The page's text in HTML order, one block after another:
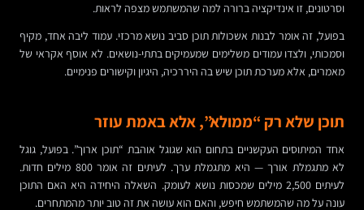
וסרטונים, זו אינדיקציה ברורה למה שהמשתמש מצפה לראות.
בפועל, זה אומר לבנות אשכולות תוכן סביב נושא מרכזי. עמוד ליבה אחד, מקיף
וסמכותי, ולצדו עמודים משלימים שמעמיקים בתתי-נושאים. לא אוסף אקראי של
מאמרים, אלא מערכת תוכן שיש בה היררכיה, היגיון וקישורים פנימיים.
תוכן שלא רק “ממולא”, אלא באמת עוזר
אחד המיתוסים העקשניים בתחום הוא שגוגל אוהבת “תוכן ארוך”. בפועל, גוגל
לא מתגמלת אורך — היא מתגמלת ערך. לעיתים זה אומר 800 מילים חדות.
לעיתים 2,500 מילים שמכסות נושא לעומק. השאלה היחידה היא האם התוכן
עונה על מה שהמשתמש חיפש, והאם הוא עושה את זה טוב יותר מהמתחרים.